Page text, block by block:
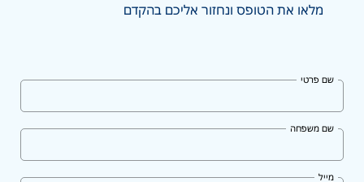
מלאו את הטופס ונחזור אליכם בהקדם
שם פרטי
שם משפחה
מייל